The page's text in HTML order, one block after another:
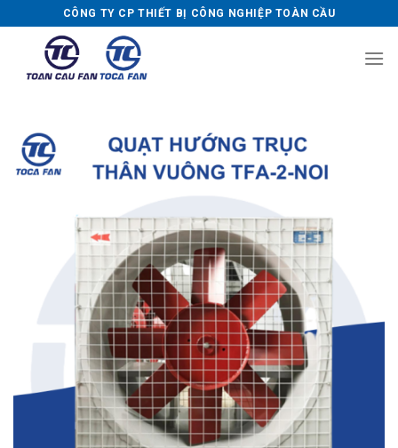
to
content
CÔNG TY CP THIẾT BỊ CÔNG NGHIỆP TOÀN CẦU